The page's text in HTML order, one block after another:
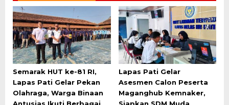
Semarak HUT ke-81 RI,
Lapas Pati Gelar Pekan
Olahraga, Warga Binaan
Antusias Ikuti Berbagai
Lapas Pati Gelar
Asesmen Calon Peserta
Maganghub Kemnaker,
Siapkan SDM Muda